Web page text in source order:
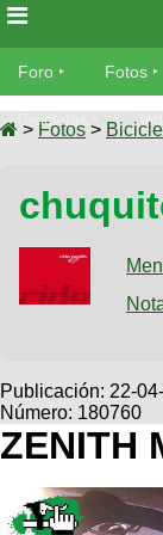
Foro
Foro
MecÃ¡nica
Fotos
SUBÃ
Galeria
Bicicletas
Viajes
Descenso
Dirt
Avisos
Ventas
SUBÃ
Buscar
Ultimos
Fotos
BicicleterÃ­
Bicicletas
Tandem
Videos
Cicloturismo
Foro Fotos
Bicicletas
> Fotos >
Publicación: 22-
Número: 180760
ZENITH